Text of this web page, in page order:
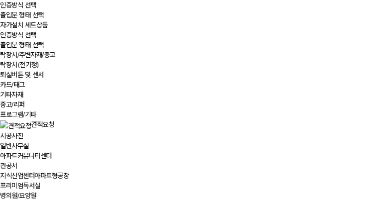
인증방식 선택
출입문 형태 선택
자가설치 세트상품
인증방식 선택
출입문 형태 선택
락장치/주변자재/중고
락장치(전기정)
퇴실버튼 및 센서
카드/태그
기타자재
중고/리퍼
프로그램/기타
견적요청
시공사진
일반사무실
아파트커뮤니티센터
관공서
지식산업센터아파트형공장
프리미엄독서실
병의원/요양원